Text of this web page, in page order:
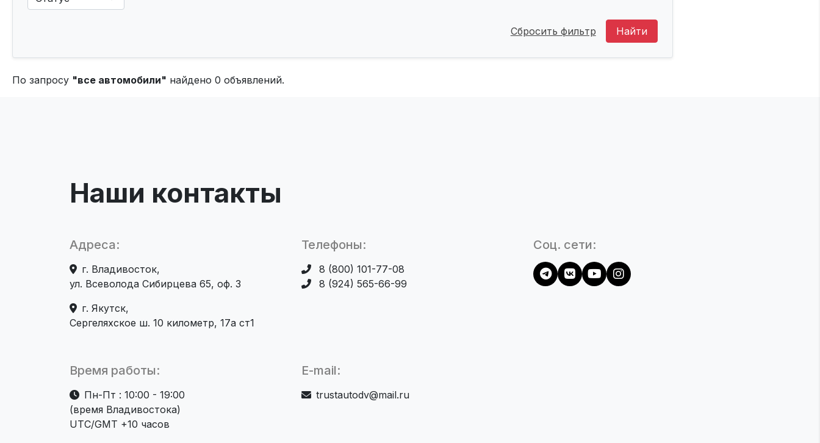
Сбросить фильтр Найти
По запросу "все автомобили" найдено 0 объявлений.
Наши контакты
Адреса:
г. Владивосток,
ул. Всеволода Сибирцева 65, оф. 3
г. Якутск,
Сергеляхское ш. 10 километр, 17а ст1
Телефоны:
8 (800) 101-77-08
8 (924) 565-66-99
Соц. сети:
Время работы:
Пн-Пт : 10:00 - 19:00
(время Владивостока)
UTC/GMT +10 часов
E-mail:
trustautodv@mail.ru